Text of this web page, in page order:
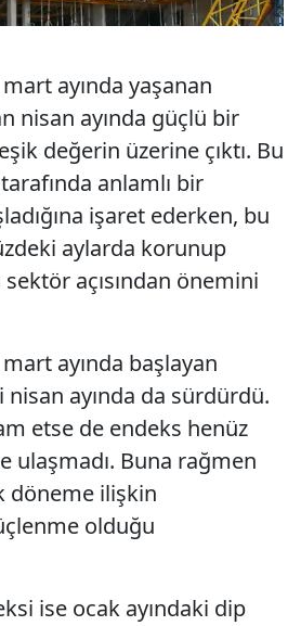
ayında yaşanan
nisan ayında güçlü bir
değerin üzerine çıktı. Bu
anlamlı bir
işaret ederken, bu
aylarda korunup
açısından önemini
ayında başlayan
ayında da sürdürdü.
etse de endeks henüz
ulaşmadı. Buna rağmen
döneme ilişkin
olduğu
ise ocak ayındaki dip